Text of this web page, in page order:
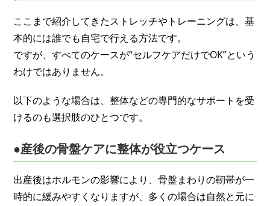
ここまで紹介してきたストレッチやトレーニングは、基
本的には誰でも自宅で行える方法です。
ですが、すべてのケースが“セルフケアだけでOK”という
わけではありません。
以下のような場合は、整体などの専門的なサポートを受
けるのも選択肢のひとつです。
●産後の骨盤ケアに整体が役立つケース
出産後はホルモンの影響により、骨盤まわりの靭帯が一
時的に緩みやすくなりますが、多くの場合は自然と元に